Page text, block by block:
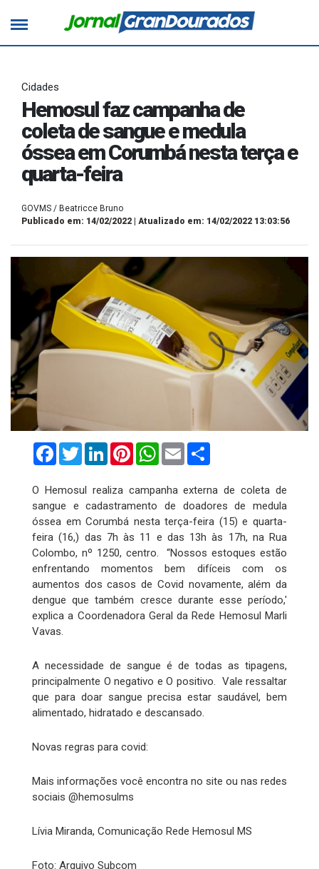
Cidades
Hemosul faz campanha de
coleta de sangue e medula
óssea em Corumbá nesta terça e
quarta-feira
GOVMS / Beatricce Bruno
Publicado em: 14/02/2022 | Atualizado em: 14/02/2022 13:03:56
FacebookTwitterLinkedInPinterestWhatsApp
Email
O Hemosul realiza campanha externa de coleta de
sangue e cadastramento de doadores de medula
óssea em Corumbá nesta terça-feira (15) e quarta-
feira (16,) das 7h às 11 e das 13h às 17h, na Rua
Colombo, nº 1250, centro. “Nossos estoques estão
enfrentando momentos bem difíceis com os
aumentos dos casos de Covid novamente, além da
dengue que também cresce durante esse período,'
explica a Coordenadora Geral da Rede Hemosul Marli
Vavas.
A necessidade de sangue é de todas as tipagens,
principalmente O negativo e O positivo. Vale ressaltar
que para doar sangue precisa estar saudável, bem
alimentado, hidratado e descansado.
Novas regras para covid:
Mais informações você encontra no site ou nas redes
sociais @hemosulms
Lívia Miranda, Comunicação Rede Hemosul MS
Foto: Arquivo Subcom